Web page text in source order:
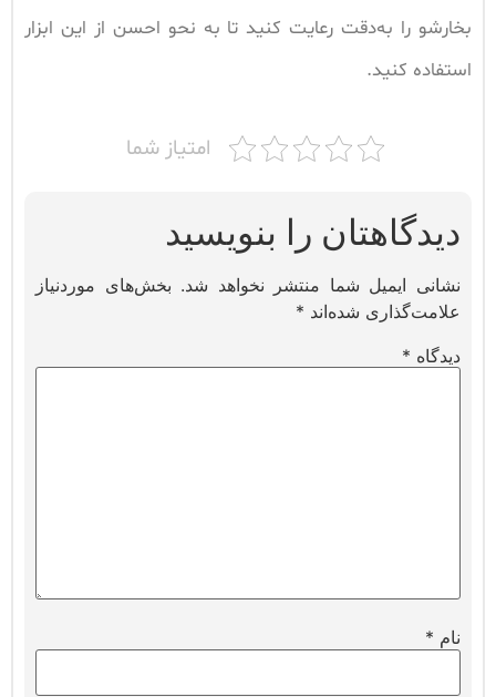
بخارشو را به‌دقت رعایت کنید تا به نحو احسن از این ابزار
استفاده کنید.
امتیاز شما
دیدگاهتان را بنویسید
نشانی ایمیل شما منتشر نخواهد شد. بخش‌های موردنیاز
علامت‌گذاری شده‌اند *
دیدگاه *
نام *